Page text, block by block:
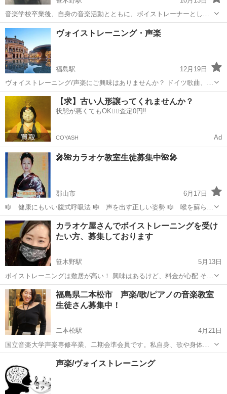
音楽学校卒業後、自身の音楽活動とともに、ボイストレーナーとして
大手のボイススクールに在籍後 独立致しました 思いっきり楽しく
歌いたい！という方から 本格的に習いたいという方まで ワンツーマン
で楽しくレッスンしております...
福島 福島市 笹木野駅 キャッチコピー
ヴォイストレーニング・声楽
福島駅
12月19日
ヴォイストレーニング/声楽にご興味はありませんか？ ドイツ歌曲、イ
タリア歌曲、日本歌曲、オペラ等に興味があり歌ってみたいと思われ
ている方、合唱、カラオケ等で歌っているが発声に問題があり思うよ
うに歌えない方、また、日本語は勿...
福島 福島市 福島駅 ボーカル 声楽
【求】古い人形譲ってくれませんか？
状態が悪くてもOK🙆‍♀️査定0円‼️
COYASH Ad
🎤🌺カラオケ教室生徒募集中🌺🎤
郡山市
6月17日
🎼 健康にもいい腹式呼吸法 🎼 声を出す正しい姿勢 🎼 喉を蘇らせ
るボイスケア 🎼 心の響きを伝えるボディアレンジ 🎼 ボイストレー
ニングによりあなたの 歌声が生まれ変わります。 ...
福島 郡山市 ボーカル レッスン
カラオケ屋さんでボイストレーニングを受け
たい方、募集しております
笹木野駅
5月13日
ボイストレーニングは敷居が高い！ 興味はあるけど、料金が心配 そん
な方に向けて、慣れているカラオケ屋さんで まずは、初回千円で体験
レッスンを受けて見ませんか？ 音楽学校卒業後、自身の音楽活動で
様々な経験をし、...
福島 福島市 笹木野駅 ボーカル ボイストレーニング
福島県二本松市 声楽/歌/ピアノの音楽教室
生徒さん募集中！
二本松駅
4月21日
国立音楽大学声楽専修卒業、二期会準会員です。私自身、歌や身体を
使って表現することが好きで声楽やオペラを中心に勉強してきまし
た。 音大受験を目指している方はもちろん、のびのびと歌で表現した
い方、通る声を出せるようになりた...
二本松駅 ボーカル
声楽/ヴォイストレーニング